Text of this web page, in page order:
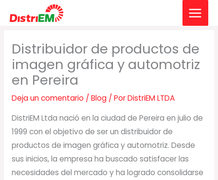
Distribuidor de productos de
imagen gráfica y automotriz
en Pereira
Deja un comentario / Blog/ PorDistriEM LTDA
DistriEM Ltda nació en la ciudad de Pereira en julio de
1999 con el objetivo de ser un distribuidor de
productos de imagen gráfica y automotriz. Desde
sus inicios, la empresa ha buscado satisfacer las
necesidades del mercado y ha logrado consolidarse